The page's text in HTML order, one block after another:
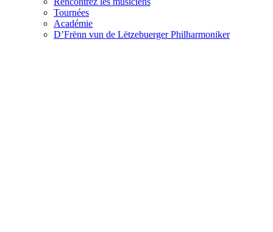
Tournées
Académie
D’Frënn vun de Lëtzebuerger Philharmoniker